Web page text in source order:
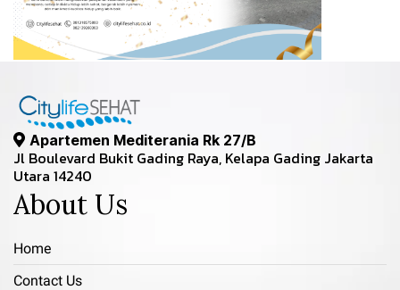
Apartemen Mediterania Rk 27/B
Jl Boulevard Bukit Gading Raya, Kelapa Gading Jakarta
Utara 14240
About Us
Home
Contact Us